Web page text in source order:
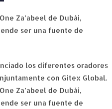
Za’abeel de Dubái,
ser una fuente de
los diferentes oradores
con Gitex Global.
Za’abeel de Dubái,
ser una fuente de